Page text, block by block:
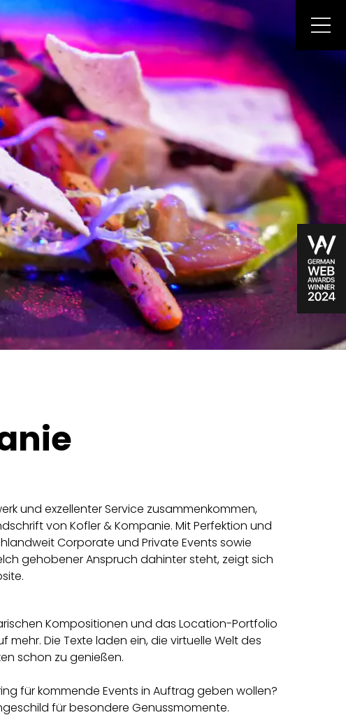
und exzellenter Service zusammenkommen,
von Kofler & Kompanie. Mit Perfektion und
Corporate und Private Events sowie
gehobener Anspruch dahinter steht, zeigt sich
Kompositionen und das Location-Portfolio
Die Texte laden ein, die virtuelle Welt des
schon zu genießen.
für kommende Events in Auftrag geben wollen?
für besondere Genussmomente.